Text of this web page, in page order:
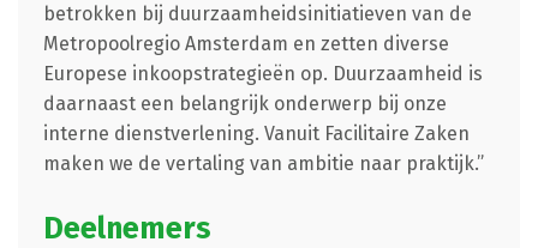
betrokken bij duurzaamheidsinitiatieven van de
Metropoolregio Amsterdam en zetten diverse
Europese inkoopstrategieën op. Duurzaamheid is
daarnaast een belangrijk onderwerp bij onze
interne dienstverlening. Vanuit Facilitaire Zaken
maken we de vertaling van ambitie naar praktijk.”
Deelnemers